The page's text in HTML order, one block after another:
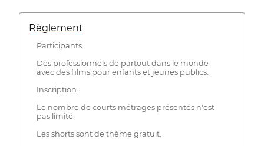
Règlement
Participants :
Des professionnels de partout dans le monde
avec des films pour enfants et jeunes publics.
Inscription :
Le nombre de courts métrages présentés n'est
pas limité.
Les shorts sont de thème gratuit.